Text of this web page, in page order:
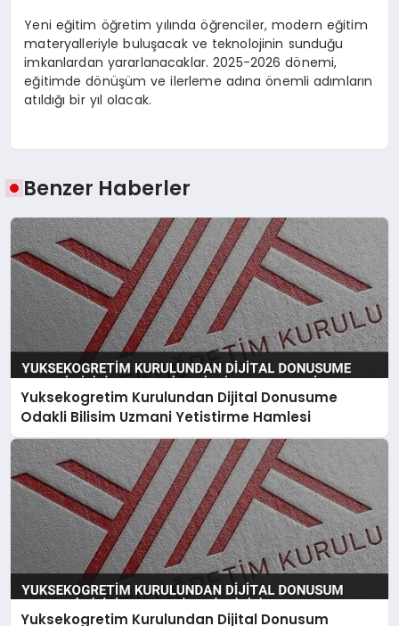
Yeni eğitim öğretim yılında öğrenciler, modern eğitim
materyalleriyle buluşacak ve teknolojinin sunduğu
imkanlardan yararlanacaklar. 2025-2026 dönemi,
eğitimde dönüşüm ve ilerleme adına önemli adımların
atıldığı bir yıl olacak.
Benzer Haberler
Yuksekogretim Kurulundan Dijital Donusume
Odakli Bilisim Uzmani Yetistirme Hamlesi
Yuksekogretim Kurulundan Dijital Donusum